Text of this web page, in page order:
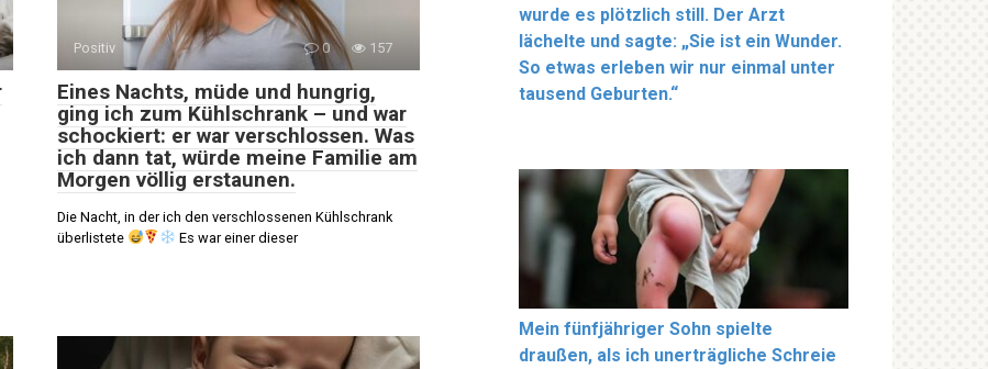
Positiv 0 157
Eines Nachts, müde und hungrig,
ging ich zum Kühlschrank – und war
schockiert: er war verschlossen. Was
ich dann tat, würde meine Familie am
Morgen völlig erstaunen.
Die Nacht, in der ich den verschlossenen Kühlschrank
überlistete
Es war einer dieser
wurde es plötzlich still. Der Arzt
lächelte und sagte: „Sie ist ein Wunder.
So etwas erleben wir nur einmal unter
tausend Geburten.“
Mein fünfjähriger Sohn spielte
draußen, als ich unerträgliche Schreie